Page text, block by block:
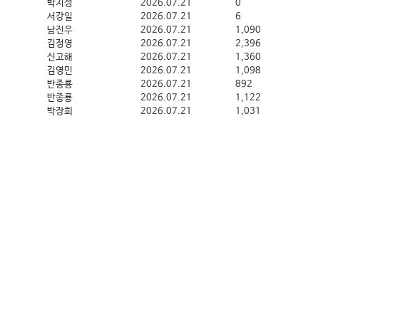
박지성 2026.07.21
0
서강일 2026.07.21
6
남진우 2026.07.21
1,090
김정영 2026.07.21
2,396
신고해 2026.07.21
1,360
김영민 2026.07.21
1,098
반종룡 2026.07.21
892
반종룡 2026.07.21
1,122
박장희 2026.07.21 1,031